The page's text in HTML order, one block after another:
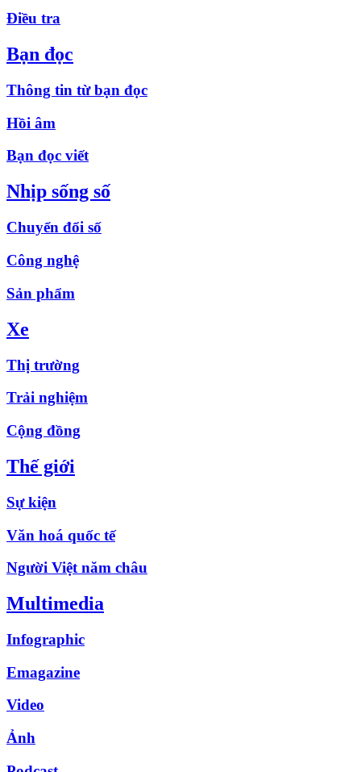
Điều tra
Bạn đọc
Thông tin từ bạn đọc
Hồi âm
Bạn đọc viết
Nhịp sống số
Chuyển đổi số
Công nghệ
Sản phẩm
Xe
Thị trường
Trải nghiệm
Cộng đồng
Thế giới
Sự kiện
Văn hoá quốc tế
Người Việt năm châu
Multimedia
Infographic
Emagazine
Video
Ảnh